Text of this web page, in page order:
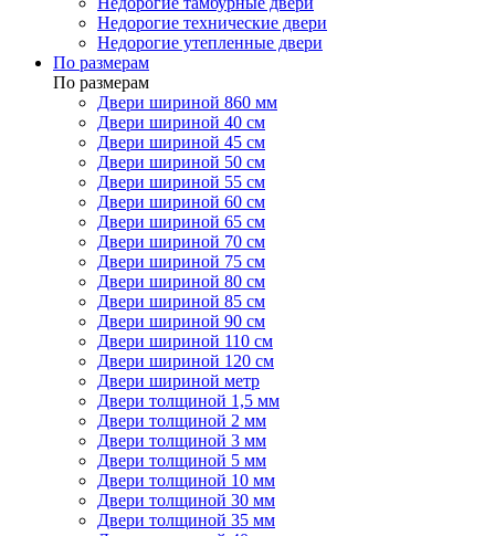
Недорогие технические двери
Недорогие утепленные двери
По размерам
По размерам
Двери шириной 860 мм
Двери шириной 40 см
Двери шириной 45 см
Двери шириной 50 см
Двери шириной 55 см
Двери шириной 60 см
Двери шириной 65 см
Двери шириной 70 см
Двери шириной 75 см
Двери шириной 80 см
Двери шириной 85 см
Двери шириной 90 см
Двери шириной 110 см
Двери шириной 120 см
Двери шириной метр
Двери толщиной 1,5 мм
Двери толщиной 2 мм
Двери толщиной 3 мм
Двери толщиной 5 мм
Двери толщиной 10 мм
Двери толщиной 30 мм
Двери толщиной 35 мм